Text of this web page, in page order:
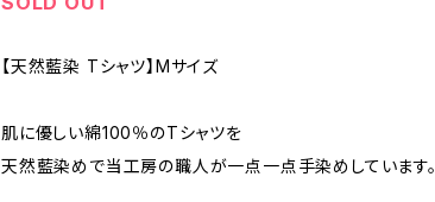
【天然藍染 Tシャツ】Mサイズ
肌に優しい綿100％のTシャツを
天然藍染めで当工房の職人が一点一点手染めしています。